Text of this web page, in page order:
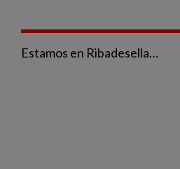
Estamos en Ribadesella…